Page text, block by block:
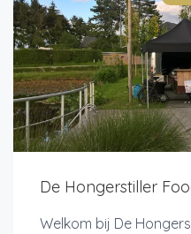
De Hongerstiller
Welkom bij De